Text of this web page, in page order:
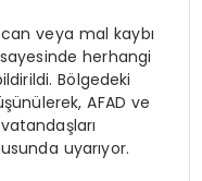
veya mal kaybı
herhangi
Bölgedeki
AFAD ve
uyarıyor.